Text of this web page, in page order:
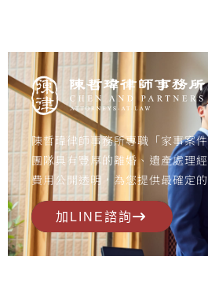
陳哲瑋律師事務所專職「家事案
團隊具有豐厚的離婚、遺產處理
費用公開透明，為您提供最確定
加LINE諮詢